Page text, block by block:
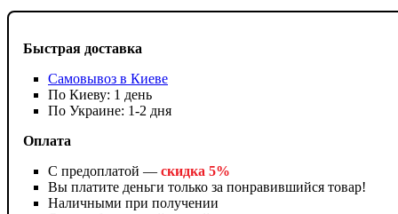
Быстрая доставка
Самовывоз в Киеве
По Киеву: 1 день
По Украине: 1-2 дня
Оплата
С предоплатой — скидка 5%
Вы платите деньги только за понравившийся товар!
Наличными при получении